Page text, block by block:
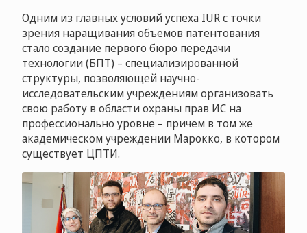
Одним из главных условий успеха IUR с точки
зрения наращивания объемов патентования
стало создание первого бюро передачи
технологии (БПТ) – специализированной
структуры, позволяющей научно-
исследовательским учреждениям организовать
свою работу в области охраны прав ИС на
профессионально уровне – причем в том же
академическом учреждении Марокко, в котором
существует ЦПТИ.